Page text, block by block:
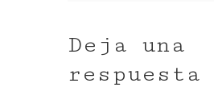
Deja una
respuesta